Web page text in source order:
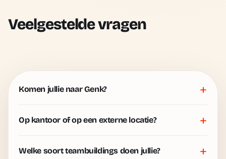
Veelgestelde vragen
Komen jullie naar Genk? +
Op kantoor of op een externe locatie? +
Welke soort teambuildings doen jullie? +